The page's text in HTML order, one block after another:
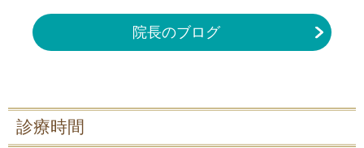
院長のブログ
診療時間